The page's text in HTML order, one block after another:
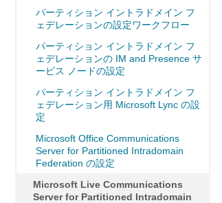
パーティション イントラドメイン フ
ェデレーションの設定ワークフロー
パーティション イントラドメイン フ
ェデレーションの IM and Presence サ
ービス ノードの設定
パーティション イントラドメイン フ
ェデレーション用 Microsoft Lync の設
定
Microsoft Office Communications
Server for Partitioned Intradomain
Federation の設定
Microsoft Live Communications
Server for Partitioned Intradomain